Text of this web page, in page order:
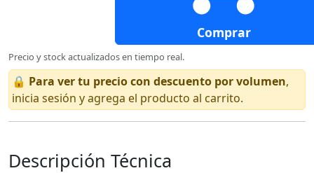
Comprar
Precio y stock actualizados en tiempo real.
🔒 Para ver tu precio con descuento por volumen,
inicia sesión y agrega el producto al carrito.
Descripción Técnica